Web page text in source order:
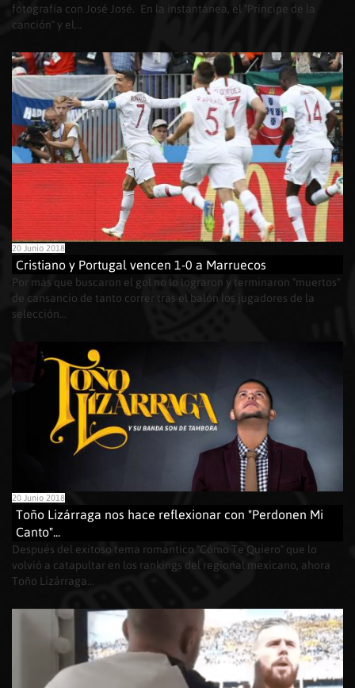
fotografía con José José. En la instantánea, el "Príncipe de la
canción" y el...
20 Junio 2018
Cristiano y Portugal vencen 1-0 a Marruecos
Por más que buscaron el gol no lo lograron y terminaron "muertos"
de cansancio de tanto correr tras el balón los jugadores de la
selección...
20 Junio 2018
Toño Lizárraga nos hace reflexionar con "Perdonen Mi
Canto"...
Después del exitoso tema romántico "Cómo Te Quiero" que lo
volvió a catapultar en los rankings del regional mexicano, ahora
Toño Lizárraga...